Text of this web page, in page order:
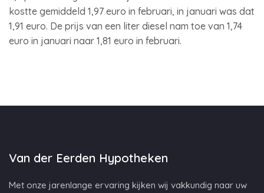
kostte gemiddeld 1,97 euro in februari, in januari was dat
1,91 euro. De prijs van een liter diesel nam toe van 1,74
euro in januari naar 1,81 euro in februari.
Van der Eerden Hypotheken
Met onze jarenlange ervaring kijken wij vakkundig naar uw